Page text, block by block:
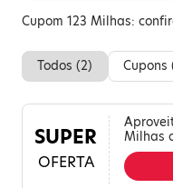
Cupom 123 Milhas:
Todos (2) Cupons
SUPER
OFERTA
Milhas